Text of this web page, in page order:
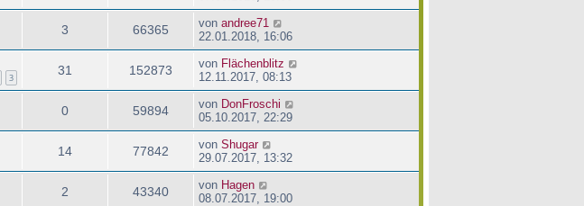
3 66365 von andree71
22.01.2018, 16:06
3
31 152873 von Flächenblitz
12.11.2017, 08:13
0 59894 von DonFroschi
05.10.2017, 22:29
14 77842 von Shugar
29.07.2017, 13:32
2 43340 von Hagen
08.07.2017, 19:00